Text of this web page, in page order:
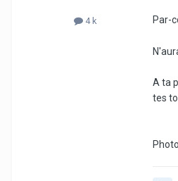
4 k Par-
A ta
tes